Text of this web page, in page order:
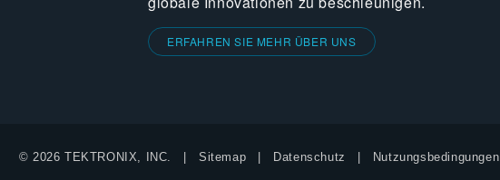
ERFAHREN SIE MEHR ÜBER UNS
© 2026 TEKTRONIX, INC. Sitemap Datenschutz Nutzungsbedingungen